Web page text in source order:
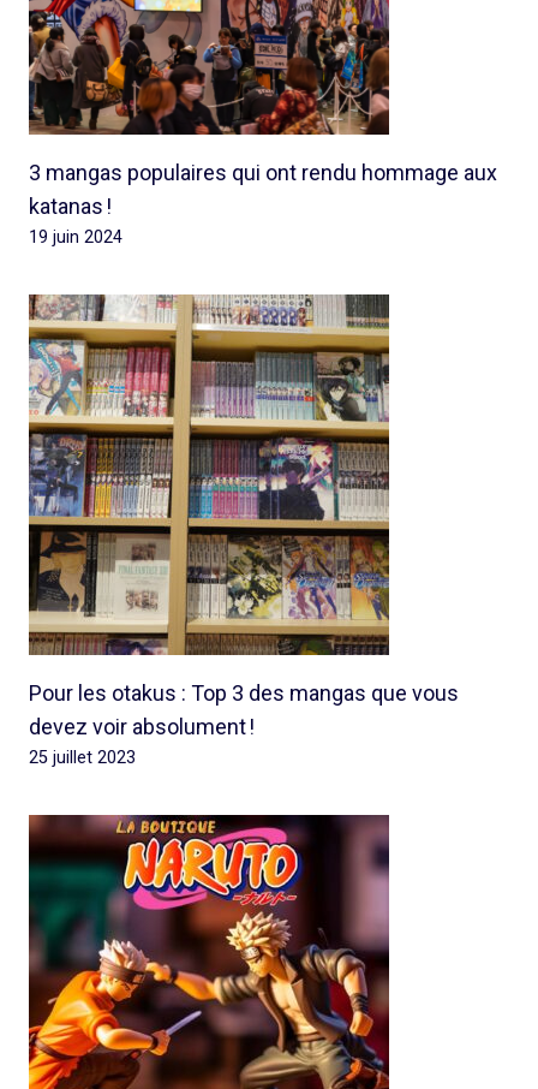
3 mangas populaires qui ont rendu hommage aux
katanas !
19 juin 2024
Pour les otakus : Top 3 des mangas que vous
devez voir absolument !
25 juillet 2023